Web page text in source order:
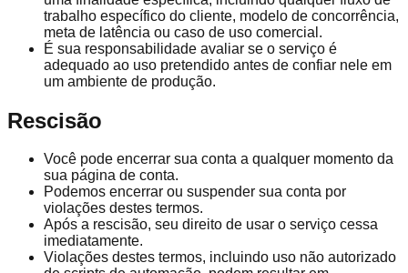
trabalho específico do cliente, modelo de concorrência,
meta de latência ou caso de uso comercial.
É sua responsabilidade avaliar se o serviço é
adequado ao uso pretendido antes de confiar nele em
um ambiente de produção.
Rescisão
Você pode encerrar sua conta a qualquer momento da
sua página de conta.
Podemos encerrar ou suspender sua conta por
violações destes termos.
Após a rescisão, seu direito de usar o serviço cessa
imediatamente.
Violações destes termos, incluindo uso não autorizado